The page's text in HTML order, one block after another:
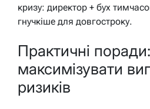
кризу: директор + бух
гнучкіше для довгостроку.
Практичні
максимізувати
ризиків